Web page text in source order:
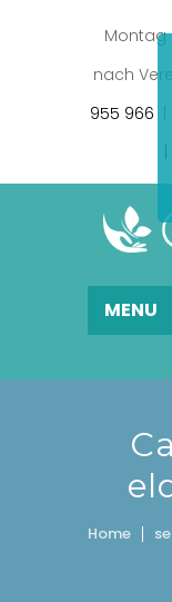
Montag
nach
955 966
MENU
Home